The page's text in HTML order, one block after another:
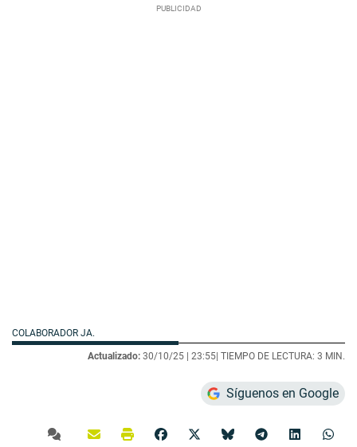
COLABORADOR JA.
Actualizado: 30/10/25 | 23:55| TIEMPO DE LECTURA: 3 MIN.
Síguenos en Google